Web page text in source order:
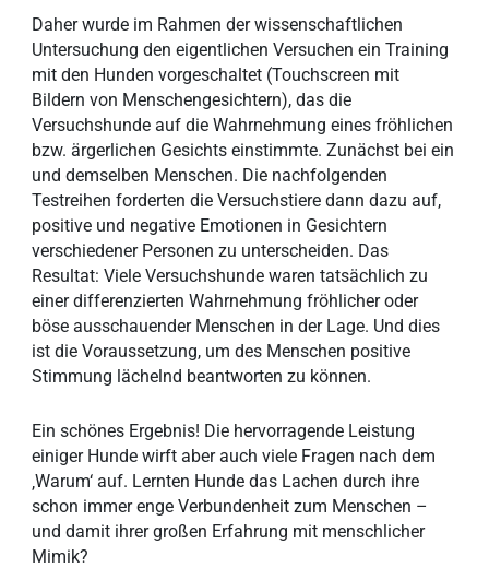
Daher wurde im Rahmen der wissenschaftlichen
Untersuchung den eigentlichen Versuchen ein Training
mit den Hunden vorgeschaltet (Touchscreen mit
Bildern von Menschengesichtern), das die
Versuchshunde auf die Wahrnehmung eines fröhlichen
bzw. ärgerlichen Gesichts einstimmte. Zunächst bei ein
und demselben Menschen. Die nachfolgenden
Testreihen forderten die Versuchstiere dann dazu auf,
positive und negative Emotionen in Gesichtern
verschiedener Personen zu unterscheiden. Das
Resultat: Viele Versuchshunde waren tatsächlich zu
einer differenzierten Wahrnehmung fröhlicher oder
böse ausschauender Menschen in der Lage. Und dies
ist die Voraussetzung, um des Menschen positive
Stimmung lächelnd beantworten zu können.
Ein schönes Ergebnis! Die hervorragende Leistung
einiger Hunde wirft aber auch viele Fragen nach dem
‚Warum‘ auf. Lernten Hunde das Lachen durch ihre
schon immer enge Verbundenheit zum Menschen –
und damit ihrer großen Erfahrung mit menschlicher
Mimik?